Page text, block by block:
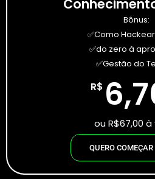
Bônus:
✅Como
✅do zero à
✅Gestão do
R$
ou R$67,00
QUERO